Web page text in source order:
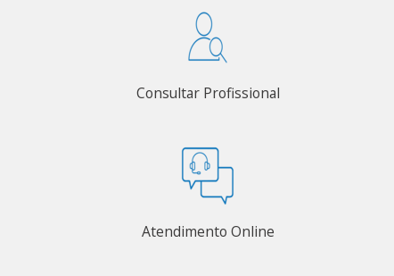
Consultar Profissional
Atendimento Online